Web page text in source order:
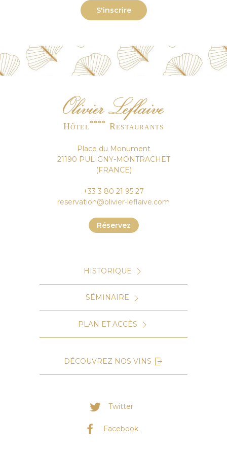
Hôtel **** Restaurants
Place du Monument
21190 PULIGNY-MONTRACHET
(FRANCE)
+33 3 80 21 95 27
reservation@olivier-leflaive.com
Réservez
HISTORIQUE
SÉMINAIRE
PLAN ET ACCÈS
DÉCOUVREZ NOS VINS
Twitter
Facebook